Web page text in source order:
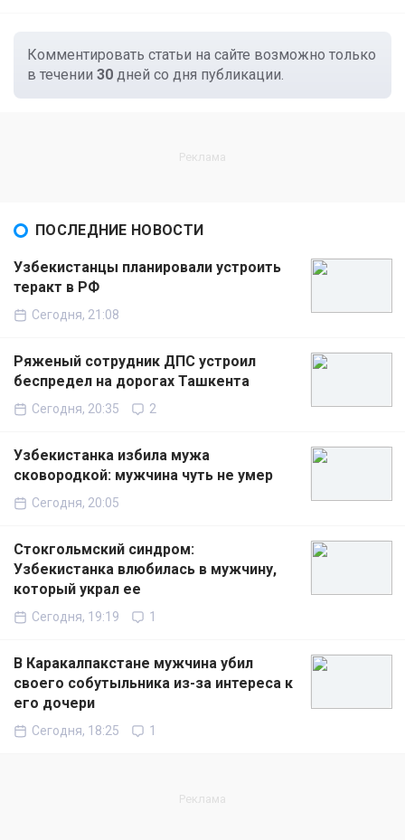
Комментировать статьи на сайте возможно только
в течении 30 дней со дня публикации.
ПОСЛЕДНИЕ НОВОСТИ
Узбекистанцы планировали устроить
теракт в РФ
Сегодня, 21:08
Ряженый сотрудник ДПС устроил
беспредел на дорогах Ташкента
Сегодня, 20:35 2
Узбекистанка избила мужа
сковородкой: мужчина чуть не умер
Сегодня, 20:05
Стокгольмский синдром:
Узбекистанка влюбилась в мужчину,
который украл ее
Сегодня, 19:19 1
В Каракалпакстане мужчина убил
своего собутыльника из-за интереса к
его дочери
Сегодня, 18:25 1